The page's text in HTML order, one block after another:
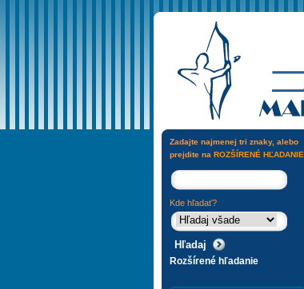
Zadajte najmenej tri znaky, alebo
prejdite na ROZŠÍRENÉ HĽADANIE
Kde hľadať?
Rozšírené hľadanie